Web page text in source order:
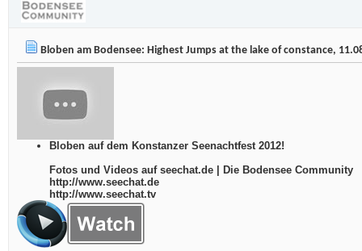
Bloben am Bodensee: Highest Jumps at the lake of constance,
Bloben auf dem Konstanzer Seenachtfest 2012!
Fotos und Videos auf seechat.de | Die Bodensee Community
http://www.seechat.de
http://www.seechat.tv